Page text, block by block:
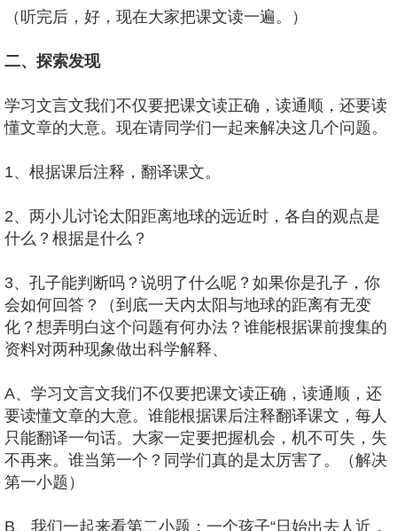
（听完后，好，现在大家把课文读一遍。）
二、探索发现
学习文言文我们不仅要把课文读正确，读通顺，还要读
懂文章的大意。现在请同学们一起来解决这几个问题。
1、根据课后注释，翻译课文。
2、两小儿讨论太阳距离地球的远近时，各自的观点是
什么？根据是什么？
3、孔子能判断吗？说明了什么呢？如果你是孔子，你
会如何回答？（到底一天内太阳与地球的距离有无变
化？想弄明白这个问题有何办法？谁能根据课前搜集的
资料对两种现象做出科学解释、
A、学习文言文我们不仅要把课文读正确，读通顺，还
要读懂文章的大意。谁能根据课后注释翻译课文，每人
只能翻译一句话。大家一定要把握机会，机不可失，失
不再来。谁当第一个？同学们真的是太厉害了。（解决
第一小题）
B、我们一起来看第二小题：一个孩子“日始出去人近，